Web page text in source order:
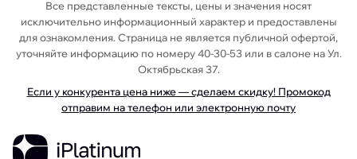
Все представленные тексты, цены и значения носят
исключительно информационный характер и предоставлены
для ознакомления. Страница не является публичной офертой,
уточняйте информацию по номеру 40-30-53 или в салоне на Ул.
Октябрьская 37.
Если у конкурента цена ниже — сделаем скидку! Промокод
отправим на телефон или электронную почту